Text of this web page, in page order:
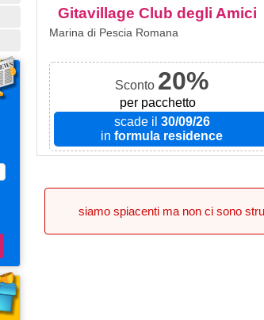
Gitavillage Club degli Amici
Marina di Pescia Romana
Sconto 20%
per pacchetto
scade il 30/09/26
informula residence
siamo spiacenti ma non ci sono